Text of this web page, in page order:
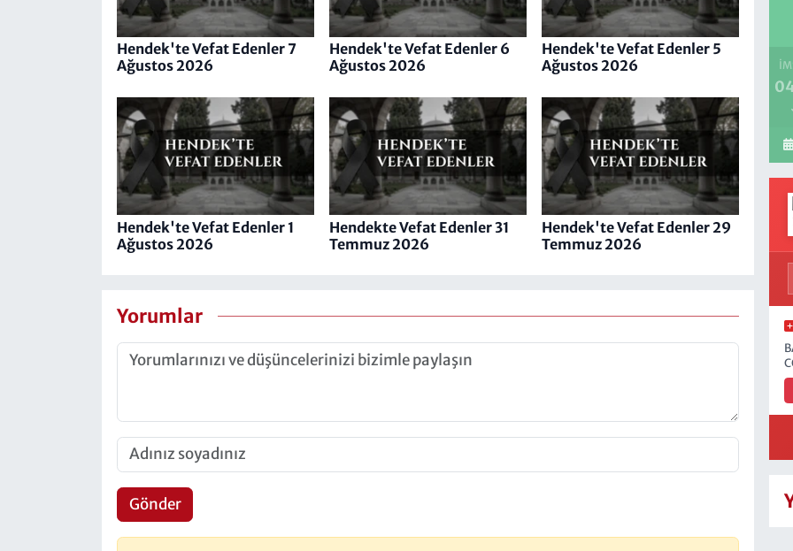
Hendek'te Vefat Edenler 7
Ağustos 2026
Hendek'te Vefat Edenler 6
Ağustos 2026
Hendek'te Vefat Edenler 5
Ağustos 2026
Hendek'te Vefat Edenler 1
Ağustos 2026
Hendekte Vefat Edenler 31
Temmuz 2026
Hendek'te Vefat Edenler 29
Temmuz 2026
Yorumlar
Gönder